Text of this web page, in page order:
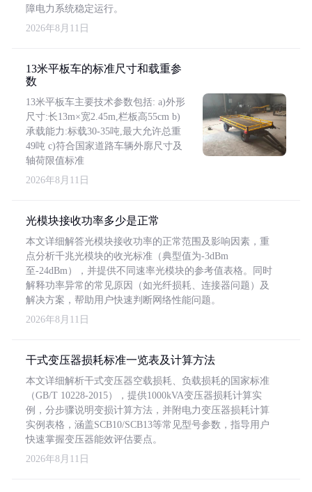
障电力系统稳定运行。
2026年8月11日
13米平板车的标准尺寸和载重参
数
13米平板车主要技术参数包括: a)外形
尺寸:长13m×宽2.45m,栏板高55cm b)
承载能力:标载30-35吨,最大允许总重
49吨 c)符合国家道路车辆外廓尺寸及
轴荷限值标准
2026年8月11日
光模块接收功率多少是正常
本文详细解答光模块接收功率的正常范围及影响因素，重
点分析千兆光模块的收光标准（典型值为-3dBm
至-24dBm），并提供不同速率光模块的参考值表格。同时
解释功率异常的常见原因（如光纤损耗、连接器问题）及
解决方案，帮助用户快速判断网络性能问题。
2026年8月11日
干式变压器损耗标准一览表及计算方法
本文详细解析干式变压器空载损耗、负载损耗的国家标准
（GB/T 10228-2015），提供1000kVA变压器损耗计算实
例，分步骤说明变损计算方法，并附电力变压器损耗计算
实例表格，涵盖SCB10/SCB13等常见型号参数，指导用户
快速掌握变压器能效评估要点。
2026年8月11日